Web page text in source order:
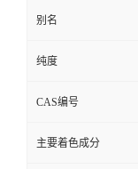
别名
纯度
CAS编号
主要着色成分